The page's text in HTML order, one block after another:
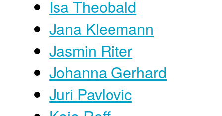
Isa Theobald
Jana Kleemann
Jasmin Riter
Johanna Gerhard
Juri Pavlovic